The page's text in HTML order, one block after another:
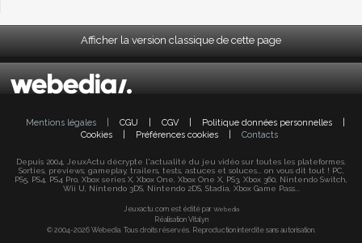
Afficher la version classique de cette page
Mentions légales CGU CGV Politique données personnelles
Cookies
Préférences cookies Contacts
Depuis 2004, JeuxActu décrypte l'actualité du jeu vidéo sur toutes les plateformes.
Sorties, previews, gameplay, trailers, tests, astuces et soluces... on vous dit tout ! PC,
PS5, PS4, PS4 Pro, Xbox series X, Xbox One, Xbox One X, PS3, Xbox 360, Nintendo Switch,
Wii U, Nintendo 3DS, Nintendo 2DS, Stadia, Xbox Game Pass...
Jeuxactu.com est édité par Webedia
Réalisation Vitalyn
© 2004-2026 Webedia. Tous droits réservés. Reproduction interdite sans autorisation.